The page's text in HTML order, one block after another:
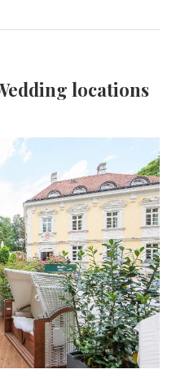
locations